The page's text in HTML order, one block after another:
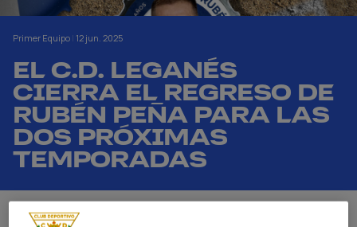
Primer Equipo | 12 jun. 2025
EL C.D. LEGANÉS
CIERRA EL REGRESO DE
RUBÉN PEÑA PARA LAS
DOS PRÓXIMAS
TEMPORADAS
EL ABULENSE VUELVE A BUTARQUE